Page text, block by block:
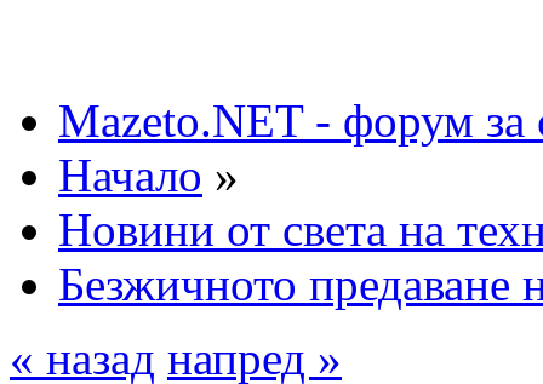
Mazeto.NET - форум за
Начало »
Новини от света на
Безжичното предаване
« назад напред »